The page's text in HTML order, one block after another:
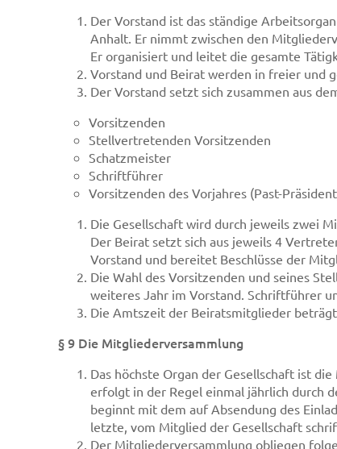
Der Vorstand ist das ständige
Anhalt. Er nimmt zwischen den
Er organisiert und leitet die gesamte
Vorstand und Beirat werden in freier und
Der Vorstand setzt sich zusammen aus
Vorsitzenden
Stellvertretenden Vorsitzenden
Schatzmeister
Schriftführer
Vorsitzenden des Vorjahres (Past-
Die Gesellschaft wird durch jeweils zwei
Der Beirat setzt sich aus jeweils 4
Vorstand und bereitet Beschlüsse der
Die Wahl des Vorsitzenden und seines
weiteres Jahr im Vorstand. Schriftführer
Die Amtszeit der Beiratsmitglieder
§ 9 Die Mitgliederversammlung
Das höchste Organ der Gesellschaft ist
erfolgt in der Regel einmal jährlich durch
beginnt mit dem auf Absendung des
letzte, vom Mitglied der Gesellschaft
Der Mitgliederversammlung obliegen